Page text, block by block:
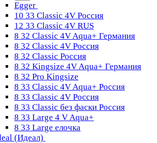
Egger
10 33 Classic 4V Россия
12 33 Classic 4V RUS
8 32 Classic 4V Aqua+ Германия
8 32 Classic 4V Россия
8 32 Classic Россия
8 32 Kingsize 4V Aqua+ Германия
8 32 Pro Kingsize
8 33 Classic 4V Aqua+ Россия
8 33 Classic 4V Россия
8 33 Classic без фаски Россия
8 33 Large 4 V Aqua+
8 33 Large елочка
(Идеал)